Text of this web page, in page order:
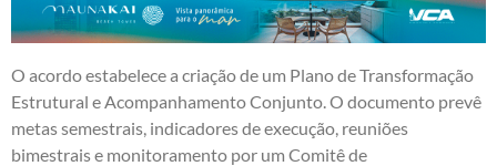
O acordo estabelece a criação de um Plano de Transformação
Estrutural e Acompanhamento Conjunto. O documento prevê
metas semestrais, indicadores de execução, reuniões
bimestrais e monitoramento por um Comitê de